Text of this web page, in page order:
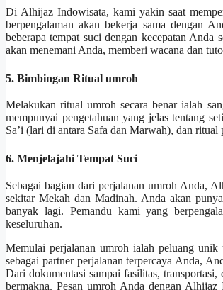
Di Alhijaz Indowisata, kami yakin saat
berpengalaman akan bekerja sama dengan
beberapa tempat suci dengan kecepatan
akan menemani Anda, memberi wacana dan
5. Bimbingan Ritual umroh
Melakukan ritual umroh secara benar ialah
mempunyai pengetahuan yang jelas tentang
Sa’i (lari di antara Safa dan Marwah), dan
6. Menjelajahi Tempat Suci
Sebagai bagian dari perjalanan umroh Anda,
sekitar Mekah dan Madinah. Anda akan
banyak lagi. Pemandu kami yang
keseluruhan.
Memulai perjalanan umroh ialah peluang
sebagai partner perjalanan terpercaya Anda,
Dari dokumentasi sampai fasilitas,
bermakna. Pesan umroh Anda dengan